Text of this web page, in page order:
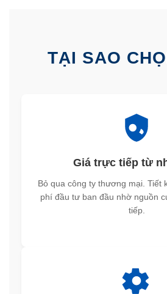
TẠI SAO
Giá trực tiếp từ
Bỏ qua công ty thương mại. Tiết
phí đầu tư ban đầu nhờ nguồn
tiếp.